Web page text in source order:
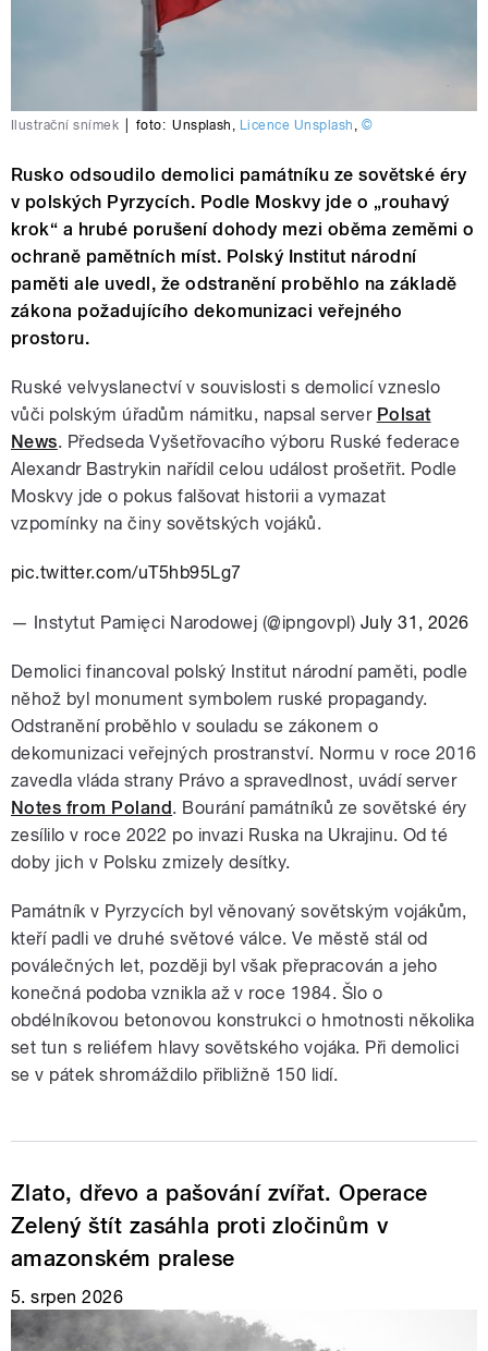
Ilustrační snímek foto: Unsplash , Licence Unsplash , ©
Rusko odsoudilo demolici památníku ze sovětské éry
v polských Pyrzycích. Podle Moskvy jde o „rouhavý
krok“ a hrubé porušení dohody mezi oběma zeměmi o
ochraně pamětních míst. Polský Institut národní
paměti ale uvedl, že odstranění proběhlo na základě
zákona požadujícího dekomunizaci veřejného
prostoru.
Ruské velvyslanectví v souvislosti s demolicí vzneslo
vůči polským úřadům námitku, napsal server Polsat
News. Předseda Vyšetřovacího výboru Ruské federace
Alexandr Bastrykin nařídil celou událost prošetřit. Podle
Moskvy jde o pokus falšovat historii a vymazat
vzpomínky na činy sovětských vojáků.
pic.twitter.com/uT5hb95Lg7
— Instytut Pamięci Narodowej (@ipngovpl) July 31, 2026
Demolici financoval polský Institut národní paměti, podle
něhož byl monument symbolem ruské propagandy.
Odstranění proběhlo v souladu se zákonem o
dekomunizaci veřejných prostranství. Normu v roce 2016
zavedla vláda strany Právo a spravedlnost, uvádí server
Notes from Poland. Bourání památníků ze sovětské éry
zesílilo v roce 2022 po invazi Ruska na Ukrajinu. Od té
doby jich v Polsku zmizely desítky.
Památník v Pyrzycích byl věnovaný sovětským vojákům,
kteří padli ve druhé světové válce. Ve městě stál od
poválečných let, později byl však přepracován a jeho
konečná podoba vznikla až v roce 1984. Šlo o
obdélníkovou betonovou konstrukci o hmotnosti několika
set tun s reliéfem hlavy sovětského vojáka. Při demolici
se v pátek shromáždilo přibližně 150 lidí.
Zlato, dřevo a pašování zvířat. Operace
Zelený štít zasáhla proti zločinům v
amazonském pralese
5. srpen 2026